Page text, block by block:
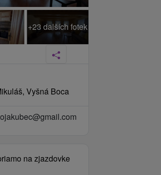
+23 dalších fotek
Vyšná Boca
na zjazdovke